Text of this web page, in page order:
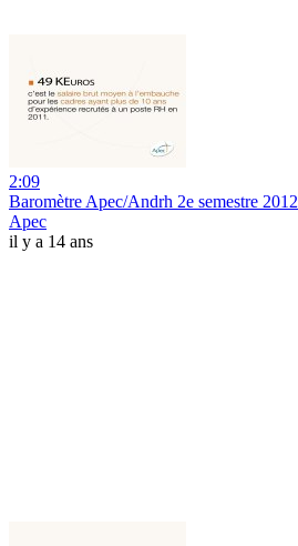
2:09
Baromètre Apec/Andrh 2e semestre 2012
Apec
il y a 14 ans